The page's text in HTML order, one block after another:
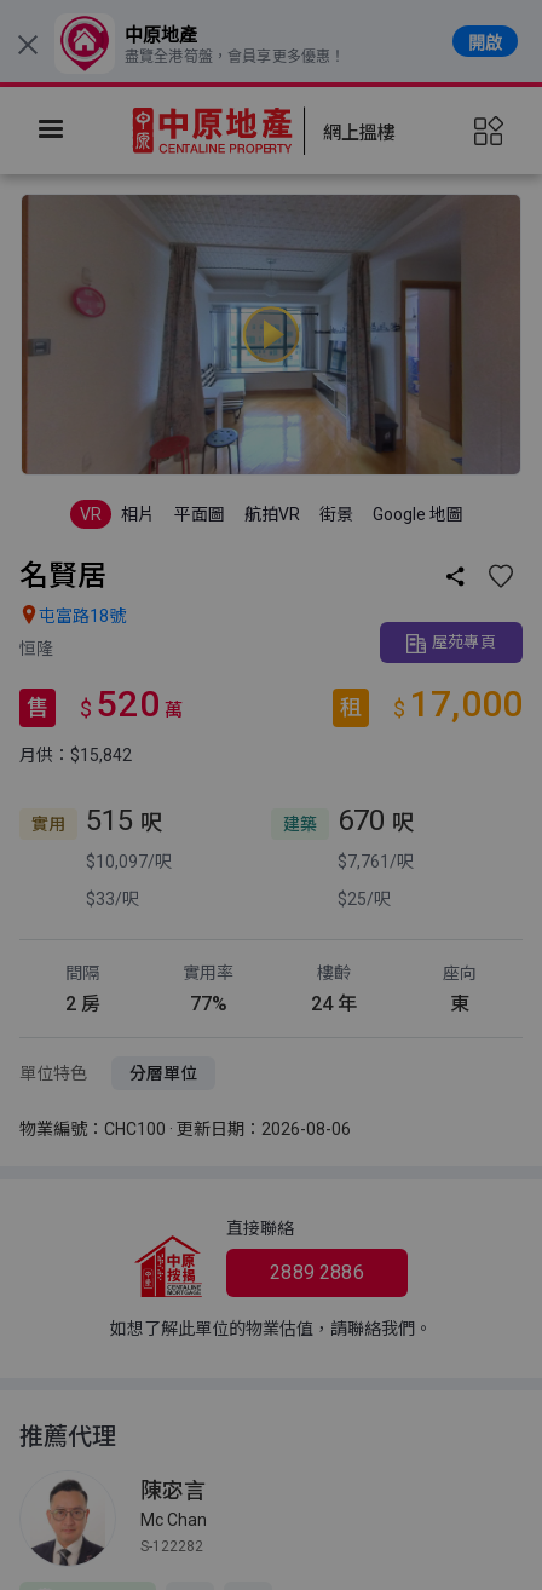
網上搵樓
VR 相片 平面圖 航拍VR 街景 Google 地圖
名賢居

屯富路18號
恒隆
屋苑專頁
售 $ 520 萬 租 $ 17,000
月供：$15,842
實用 515 呎
$10,097/呎
$33/呎
建築 670 呎
$7,761/呎
$25/呎
間隔
2 房
實用率
77%
樓齡
24 年
座向
東
單位特色 分層單位
物業編號：CHC100 · 更新日期：2026-08-06
直接聯絡
2889 2886
如想了解此單位的物業估值，請聯絡我們。
推薦代理
陳宓言
Mc Chan
S-122282
× 中原地產
盡覽全港筍盤，會員享更多優惠！
開啟